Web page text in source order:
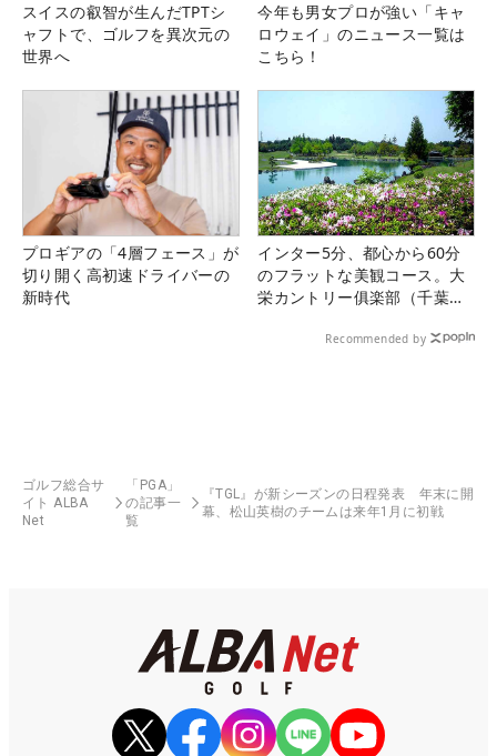
スイスの叡智が生んだTPTシ
ャフトで、ゴルフを異次元の
世界へ
今年も男女プロが強い「キャ
ロウェイ」のニュース一覧は
こちら！
プロギアの「4層フェース」が
切り開く高初速ドライバーの
新時代
インター5分、都心から60分
のフラットな美観コース。大
栄カントリー俱楽部（千葉
Recommended by
ゴルフ総合サ
イト ALBA
Net
「PGA」
の記事一
覧
『TGL』が新シーズンの日程発表 年末に開
幕、松山英樹のチームは来年1月に初戦